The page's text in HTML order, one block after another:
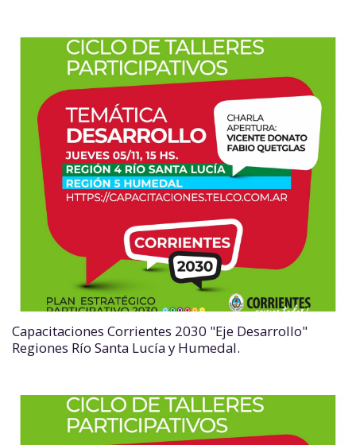
Capacitaciones Corrientes 2030 "Eje Desarrollo"
Regiones Río Santa Lucía y Humedal.